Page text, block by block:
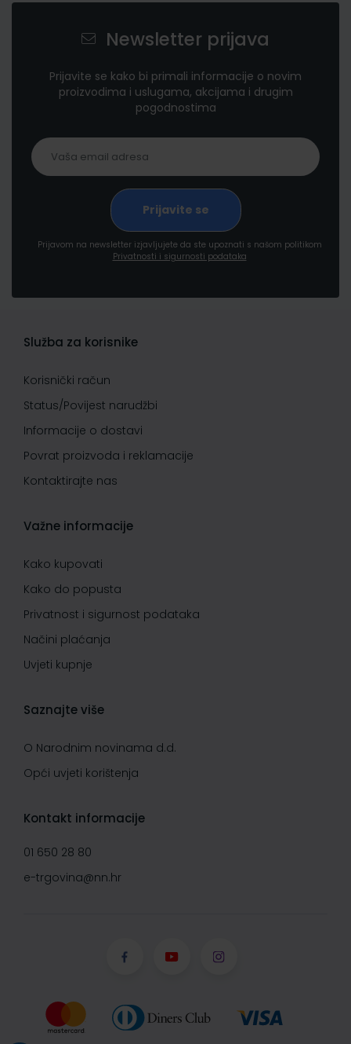
Newsletter prijava
Prijavite se kako bi primali informacije o novim
proizvodima i uslugama, akcijama i drugim
pogodnostima
Prijavom na newsletter izjavljujete da ste upoznati s našom politikom
Privatnosti i sigurnosti podataka
Služba za korisnike
Korisnički račun
Status/Povijest narudžbi
Informacije o dostavi
Povrat proizvoda i reklamacije
Kontaktirajte nas
Važne informacije
Kako kupovati
Kako do popusta
Privatnost i sigurnost podataka
Načini plaćanja
Uvjeti kupnje
Saznajte više
O Narodnim novinama d.d.
Opći uvjeti korištenja
Kontakt informacije
01 650 28 80
e-trgovina@nn.hr